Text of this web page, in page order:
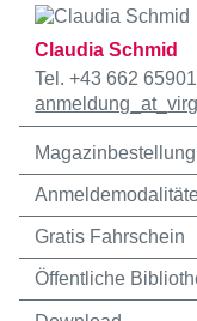
Claudia Schmid
Tel. +43 662
anmeldung _at_
Gratis Fahrschein
Öffentliche